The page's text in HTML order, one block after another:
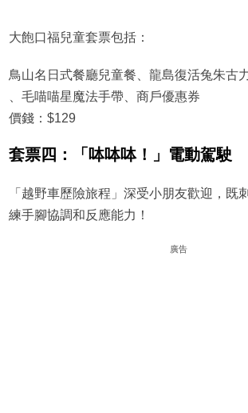
大飽口福兒童套票包括：
鳥山名日式餐廳兒童餐、龍島復活兔朱古
、毛喵喵星魔法手帶、商戶優惠券
價錢：$129
套票四：「呠呠呠！」電動駕駛
「越野車歷險旅程」深受小朋友歡迎，既
練手腳協調和反應能力！
廣告